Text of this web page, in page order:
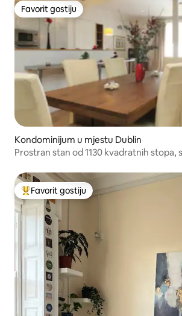
Favorit gostiju
Favorit gostiju
Kondominijum u mjestu Dublin
Prostran stan od 1130 kvadratnih stopa,
Glavni favorit gostiju
Favorit gostiju